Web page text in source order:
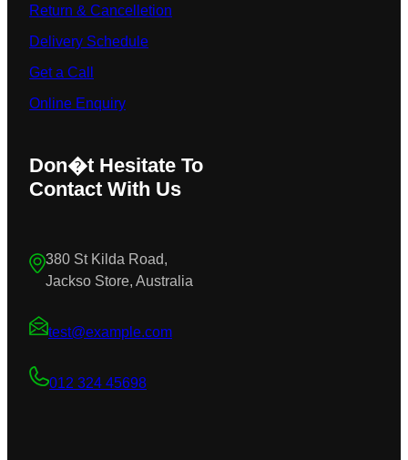
Return & Cancelletion
Delivery Schedule
Get a Call
Online Enquiry
Don�t Hesitate To
Contact With Us
380 St Kilda Road,
Jackso Store, Australia
test@example.com
012 324 45698